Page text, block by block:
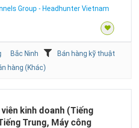
Group - Headhunter Vietnam
Bắc Ninh
Bán hàng kỹ thuật
hàng (Khác)
viên kinh doanh (Tiếng
Trung, Máy công